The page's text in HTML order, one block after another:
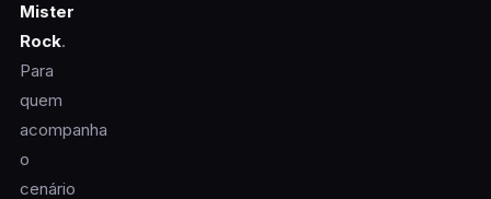
Mister
Rock.
Para
quem
acompanha
o
cenário